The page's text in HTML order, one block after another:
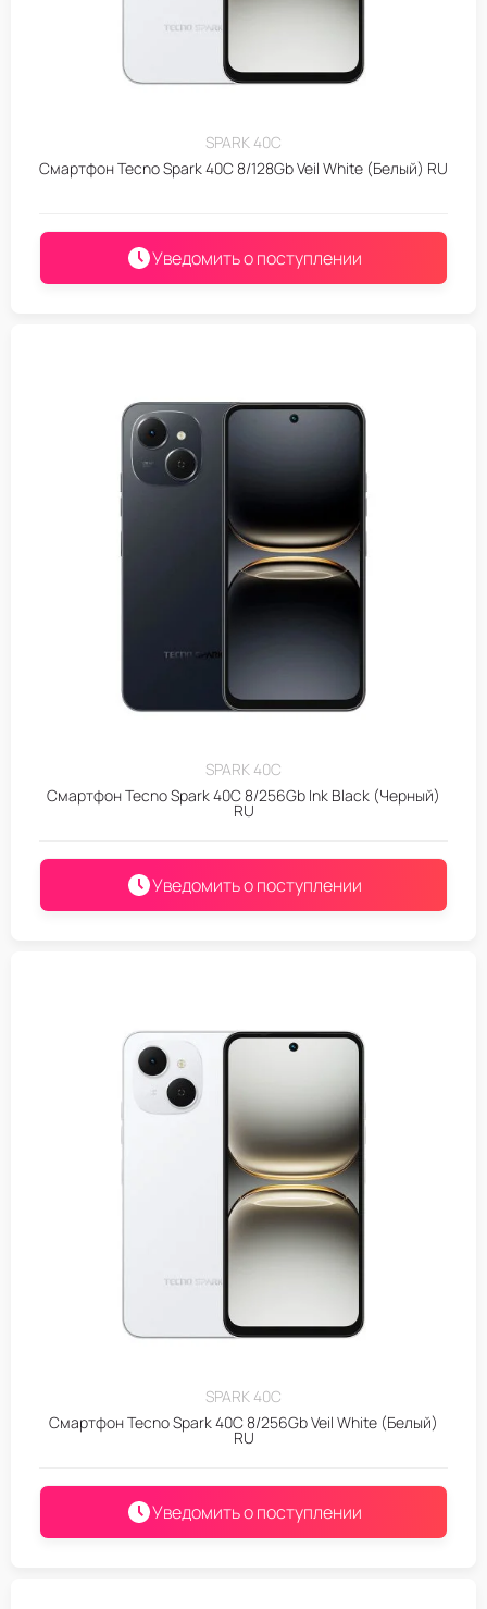
SPARK 40C
Смартфон Tecno Spark 40C 8/128Gb Veil White (Белый) RU
Уведомить о поступлении
SPARK 40C
Смартфон Tecno Spark 40C 8/256Gb Ink Black (Черный)
RU
Уведомить о поступлении
SPARK 40C
Смартфон Tecno Spark 40C 8/256Gb Veil White (Белый)
RU
Уведомить о поступлении